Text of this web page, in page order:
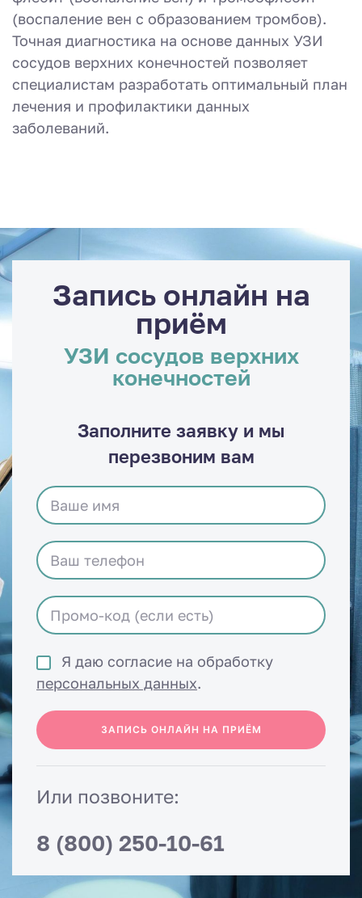
(воспаление вен с образованием тромбов).
Точная диагностика на основе данных УЗИ
сосудов верхних конечностей позволяет
специалистам разработать оптимальный план
лечения и профилактики данных
заболеваний.
Запись онлайн на
приём
УЗИ сосудов верхних
конечностей
Заполните заявку и мы
перезвоним вам
Я даю согласие на обработку
персональных данных.
ЗАПИСЬ ОНЛАЙН НА ПРИЁМ
Или позвоните:
8 (800) 250-10-61